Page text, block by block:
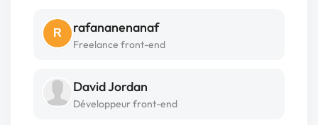
R rafananenanaf
Freelance front-end
David Jordan
Développeur front-end